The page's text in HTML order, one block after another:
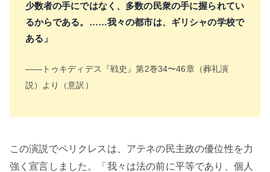
少数者の手にではなく、多数の民衆の手に握られてい
るからである。……我々の都市は、ギリシャの学校で
ある」
——トゥキディデス『戦史』第2巻34〜46章（葬礼演
説）より（意訳）
この演説でペリクレスは、アテネの民主政の優位性を力
強く宣言しました。「我々は法の前に平等であり、個人